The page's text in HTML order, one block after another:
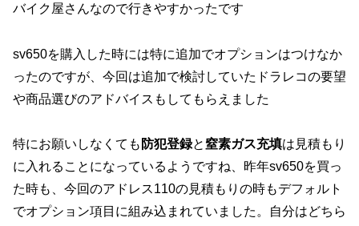
バイク屋さんなので行きやすかったです
sv650を購入した時には特に追加でオプションはつけなか
ったのですが、今回は追加で検討していたドラレコの要望
や商品選びのアドバイスもしてもらえました
特にお願いしなくても 防犯登録と 窒素ガス充填は見積もり
に入れることになっているようですね、昨年sv650を買っ
た時も、今回のアドレス110の見積もりの時もデフォルト
でオプション項目に組み込まれていました。自分はどちら